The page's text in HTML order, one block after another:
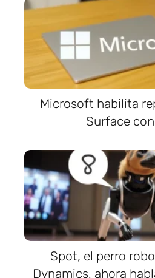
Microsoft habilita
Surface
Spot, el perro
Dynamics, ahora